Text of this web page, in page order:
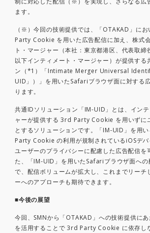
ます。
（※）今回の技術提供では、「OTAKAD」に
Party Cookie を用いた広告配信に加え、株式
ト・マージャー（本社：東京都港区、代表取締
以下インティメート・マージャー）が提供する
ン（*1）「Intimate Merger Universal
UID」）」を用いたSafariブラウザ面に対する
ります。
共通IDソリューション「IM-UID」とは、イン
ャーが提供する 3rd Party Cookie を用いずに
とするソリューションです。「IM-UID」を用
Party Cookie の利用が規制されているiOSデバ
ユーザーのプライバシーに配慮した広告配信を
た、「IM-UID」を用いたSafariブラウザ面への
で、配信ボリュームが拡大し、これまでリーチ
ーへのアプローチも期待できます。
■今後の展望
今回、SMNから「OTAKAD」への技術提供にあ
を活用することで 3rd Party Cookie に依存し